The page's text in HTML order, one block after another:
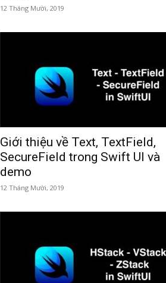
12 Tháng Mười, 2019
Giới thiệu về Text, TextField,
SecureField trong Swift UI và
demo
12 Tháng Mười, 2019